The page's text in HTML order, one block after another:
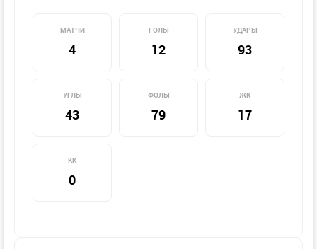
МАТЧИ
4
ГОЛЫ
12
УДАРЫ
93
УГЛЫ
43
ФОЛЫ
79
ЖК
17
КК
0